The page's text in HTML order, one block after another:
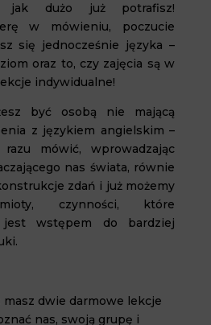
jak dużo już potrafisz!
w mówieniu, poczucie
się jednocześnie języka –
oraz to, czy zajęcia są w
indywidualne!
być osobą nie mającą
z językiem angielskim –
mówić, wprowadzając
nas świata, równie
zdań i już możemy
czynności, które
jest wstępem do bardziej
masz dwie darmowe lekcje
nas, swoją grupę i